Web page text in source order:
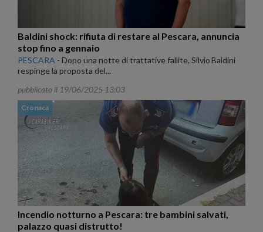
Baldini shock: rifiuta di restare al Pescara, annuncia
stop fino a gennaio
PESCARA - Dopo una notte di trattative fallite, Silvio Baldini
respinge la proposta del...
pubblicato il 19/06/2025 13:03
Cronaca
Incendio notturno a Pescara: tre bambini salvati,
palazzo quasi distrutto!